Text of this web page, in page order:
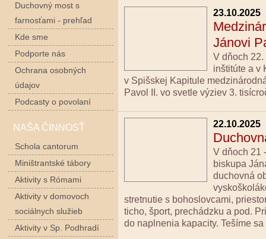
Duchovný most s
farnosťami - prehľad
Kde sme
Podporte nás
Ochrana osobných
údajov
Podcasty o povolaní
NAŠA ČINNOSŤ
Schola cantorum
Miništrantské tábory
Aktivity s Rómami
Aktivity v domovoch
sociálnych služieb
Aktivity v Sp. Podhradí
23.10.2025
Jánovi
V dňoch
inštitúte a v
v Spišskej Kapitule
Pavol II. vo svetle výziev 3.
22.10.2025
V dňoch 21
biskupa
duchovná
stretnutie s bohoslovcami,
ticho, šport, prechádzku a pod.
do naplnenia kapacity. Tešíme sa